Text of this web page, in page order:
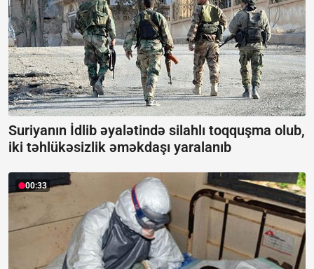
Suriyanın İdlib əyalətində silahlı toqquşma olub,
iki təhlükəsizlik əməkdaşı yaralanıb
00:33